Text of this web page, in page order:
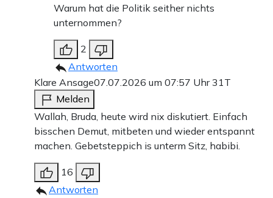
Warum hat die Politik seither nichts
unternommen?
2
Antworten
Klare Ansage07.07.2026 um 07:57 Uhr31T
Melden
Wallah, Bruda, heute wird nix diskutiert. Einfach
bisschen Demut, mitbeten und wieder entspannt
machen. Gebetsteppich is unterm Sitz, habibi.
16
Antworten